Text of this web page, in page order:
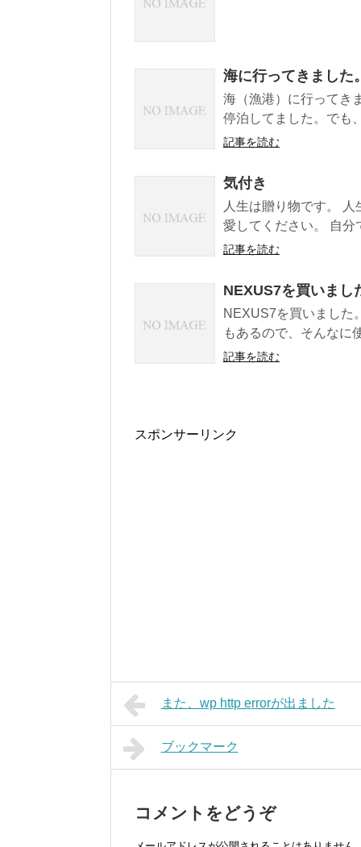
海に行ってきました。
海（漁港）に行ってき
停泊してました。でも
記事を読む
気付き
人生は贈り物です。
愛してください。 自分
記事を読む
NEXUS7を買いまし
NEXUS7を買いました
もあるので、そんなに
記事を読む
スポンサーリンク
また、wp http errorが出ました
ブックマーク
コメントをどうぞ